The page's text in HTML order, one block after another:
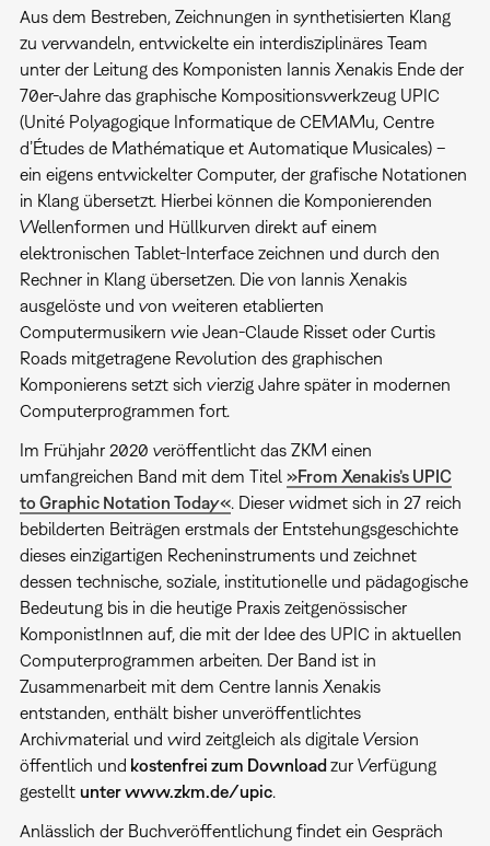
Aus dem Bestreben, Zeichnungen in synthetisierten Klang
zu verwandeln, entwickelte ein interdisziplinäres Team
unter der Leitung des Komponisten Iannis Xenakis Ende der
70er-Jahre das graphische Kompositionswerkzeug UPIC
(Unité Polyagogique Informatique de CEMAMu, Centre
d’Études de Mathématique et Automatique Musicales) –
ein eigens entwickelter Computer, der grafische Notationen
in Klang übersetzt. Hierbei können die Komponierenden
Wellenformen und Hüllkurven direkt auf einem
elektronischen Tablet-Interface zeichnen und durch den
Rechner in Klang übersetzen. Die von Iannis Xenakis
ausgelöste und von weiteren etablierten
Computermusikern wie Jean-Claude Risset oder Curtis
Roads mitgetragene Revolution des graphischen
Komponierens setzt sich vierzig Jahre später in modernen
Computerprogrammen fort.
Im Frühjahr 2020 veröffentlicht das ZKM einen
umfangreichen Band mit dem Titel »From Xenakis’s UPIC
to Graphic Notation Today«. Dieser widmet sich in 27 reich
bebilderten Beiträgen erstmals der Entstehungsgeschichte
dieses einzigartigen Recheninstruments und zeichnet
dessen technische, soziale, institutionelle und pädagogische
Bedeutung bis in die heutige Praxis zeitgenössischer
KomponistInnen auf, die mit der Idee des UPIC in aktuellen
Computerprogrammen arbeiten. Der Band ist in
Zusammenarbeit mit dem Centre Iannis Xenakis
entstanden, enthält bisher unveröffentlichtes
Archivmaterial und wird zeitgleich als digitale Version
öffentlich und kostenfrei zum Download zur Verfügung
gestellt unter www.zkm.de/upic.
Anlässlich der Buchveröffentlichung findet ein Gespräch